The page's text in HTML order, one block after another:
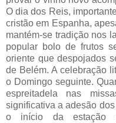
O dia dos Reis,
cristão em Espanha,
mantém-se tradição nos
popular bolo de frutos
oriente que despojados
de Belém. A celebração
o Domingo seguinte.
espreitadela nas
significativa a adesão
o início da estação